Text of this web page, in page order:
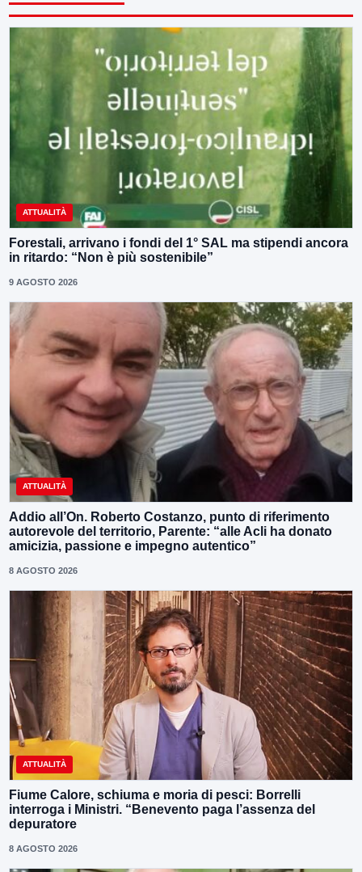
ATTUALITÀ
Forestali, arrivano i fondi del 1° SAL ma stipendi ancora
in ritardo: “Non è più sostenibile”
9 AGOSTO 2026
ATTUALITÀ
Addio all’On. Roberto Costanzo, punto di riferimento
autorevole del territorio, Parente: “alle Acli ha donato
amicizia, passione e impegno autentico”
8 AGOSTO 2026
ATTUALITÀ
Fiume Calore, schiuma e moria di pesci: Borrelli
interroga i Ministri. “Benevento paga l’assenza del
depuratore
8 AGOSTO 2026